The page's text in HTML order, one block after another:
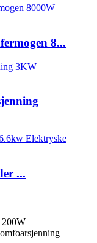
8...
...